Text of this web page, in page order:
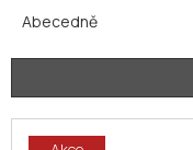
e
n
p
Abecedně
V